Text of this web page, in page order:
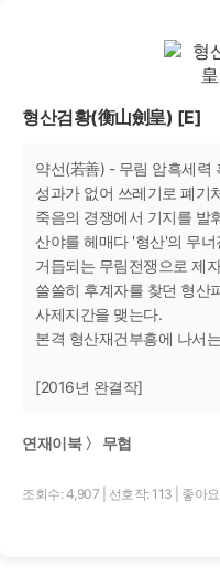
형산검황(衡山劍皇) [E]
약선(若善) - 무림 암흑세력
성과가 없어 쓰레기로 폐기
죽음의 경쟁에서 기지를 발
산야를 헤매다 '형산'의 무
거듭되는 무림전쟁으로 제
쓸쓸히 후계자를 찾던 형산
사제지간을 맺는다.
본격 형산재건부흥에 나서
[2016년 완결작]
연재이북 〉 무협
조회수: 4,907 선호작: 113 좋아